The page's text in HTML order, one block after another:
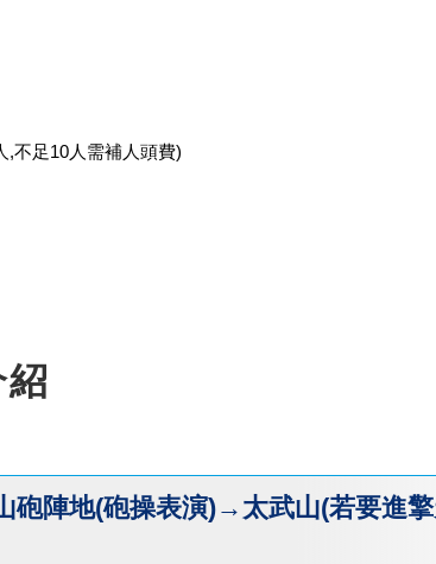
,不足10人需補人頭費)
陣地(砲操表演)→太武山(若要進擎